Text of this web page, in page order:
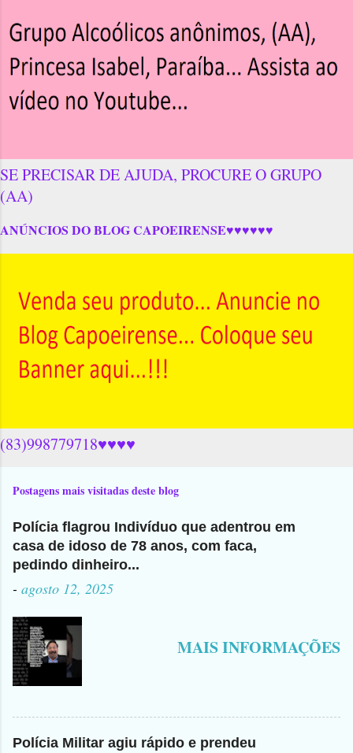
SE PRECISAR DE AJUDA, PROCURE O GRUPO
(AA)
ANÚNCIOS DO BLOG CAPOEIRENSE♥♥♥♥♥♥
(83)998779718♥♥♥♥
Postagens mais visitadas deste blog
Polícia flagrou Indivíduo que adentrou em
casa de idoso de 78 anos, com faca,
pedindo dinheiro...
- agosto 12, 2025
MAIS INFORMAÇÕES
Polícia Militar agiu rápido e prendeu